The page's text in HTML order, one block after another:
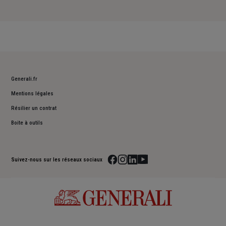
Generali.fr
Mentions légales
Résilier un contrat
Boite à outils
Suivez-nous sur les réseaux sociaux